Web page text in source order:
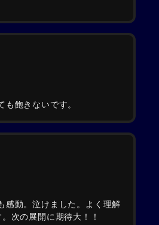
飽きないです。
感動。泣けました。よく理解
次の展開に期待大！！